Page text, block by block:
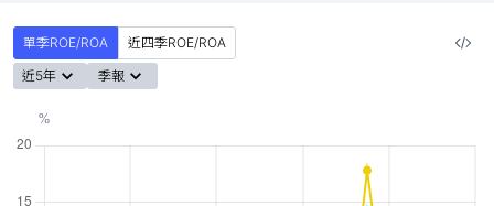
單季ROE/ROA
近四季ROE/ROA
近5年
季報